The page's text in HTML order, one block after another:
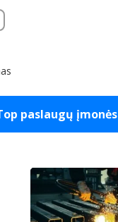
paslaugų įmonės